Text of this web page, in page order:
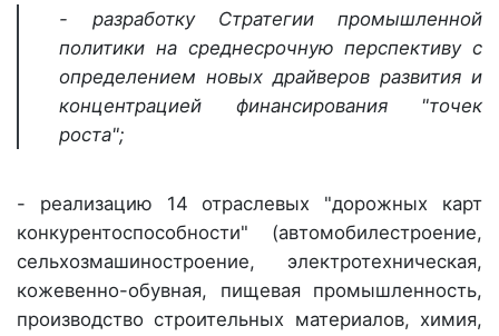
- разработку Стратегии промышленной
политики на среднесрочную перспективу с
определением новых драйверов развития и
концентрацией финансирования "точек
роста";
- реализацию 14 отраслевых "дорожных карт
конкурентоспособности" (автомобилестроение,
сельхозмашиностроение, электротехническая,
кожевенно-обувная, пищевая промышленность,
производство строительных материалов, химия,